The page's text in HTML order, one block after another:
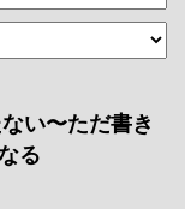
い〜ただ書き
る